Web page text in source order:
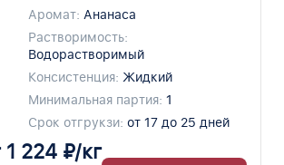
Аромат: Ананаса
Растворимость:
Водорастворимый
Консистенция: Жидкий
Минимальная партия: 1
Срок отгрукзи: от 17 до 25 дней
1 224 ₽/кг